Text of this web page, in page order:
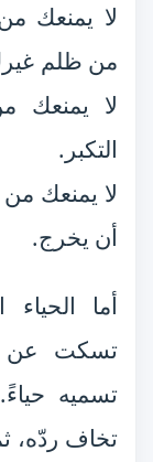
لا يمنعك
من ظلم
لا يمنعك
التكبر.
لا يمنعك
أن يخرج.
أما
تسكت عن
تسميه
تخاف ردّه،